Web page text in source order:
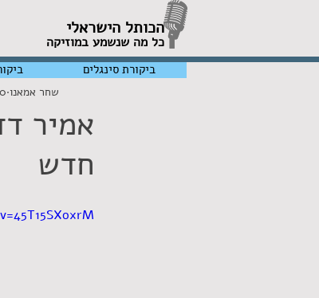
הכותל הישראלי
כל מה שנשמע במוזיקה
אמיר
חדש
שחר אמאנו 30
ביקורת סינגלים